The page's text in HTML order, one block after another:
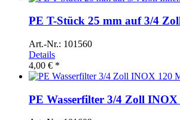
PE T-Stück 25 mm auf 3/4
Art.-Nr.: 101560
Details
4,00 € *
PE Wasserfilter 3/4 Zoll INOX